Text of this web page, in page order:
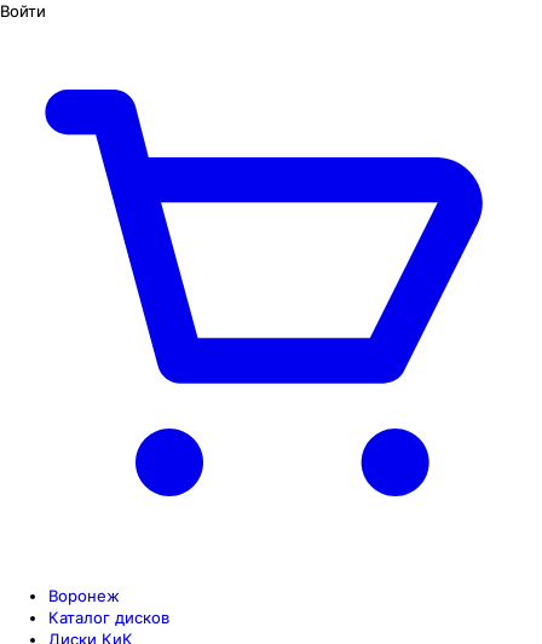
Войти
Воронеж
Каталог дисков
Диски КиК